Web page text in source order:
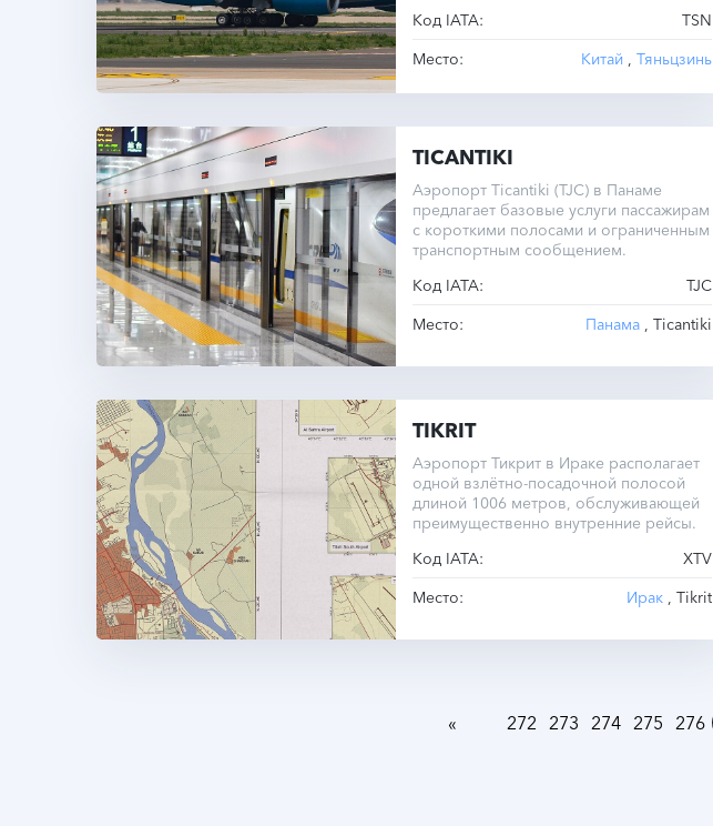
Код IATA:
TSN
Место:
Китай , Тяньцзинь
TICANTIKI
Аэропорт Ticantiki (TJC) в Панаме
предлагает базовые услуги пассажирам
с короткими полосами и ограниченным
транспортным сообщением.
Код IATA:
TJC
Место:
Панама , Ticantiki
TIKRIT
Аэропорт Тикрит в Ираке располагает
одной взлётно-посадочной полосой
длиной 1006 метров, обслуживающей
преимущественно внутренние рейсы.
Код IATA:
XTV
Место:
Ирак , Tikrit
« 272 273 274 275 276